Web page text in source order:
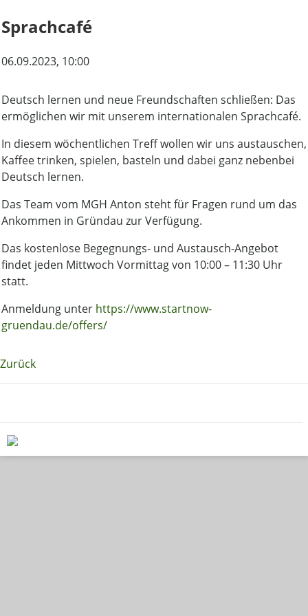
Sprachcafé
06.09.2023, 10:00
Deutsch lernen und neue Freundschaften schließen: Das
ermöglichen wir mit unserem internationalen Sprachcafé.
In diesem wöchentlichen Treff wollen wir uns austauschen,
Kaffee trinken, spielen, basteln und dabei ganz nebenbei
Deutsch lernen.
Das Team vom MGH Anton steht für Fragen rund um das
Ankommen in Gründau zur Verfügung.
Das kostenlose Begegnungs- und Austausch-Angebot
findet jeden Mittwoch Vormittag von 10:00 – 11:30 Uhr
statt.
Anmeldung unter https://www.startnow-
gruendau.de/offers/
Zurück